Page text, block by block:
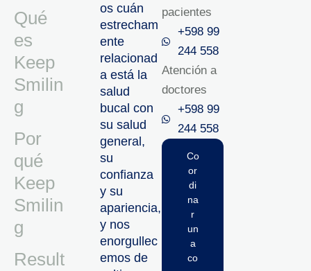
Qué
es
Keep
Smilin
g
Por
qué
Keep
Smilin
g
Result
os cuán
estrecham
ente
relacionad
a está la
salud
bucal con
su salud
general,
su
confianza
y su
apariencia,
y nos
enorgullec
emos de
pacientes
+598 99
244 558
Atención a
doctores
+598 99
244 558‬‬
Co
or
di
na
r
un
a
co